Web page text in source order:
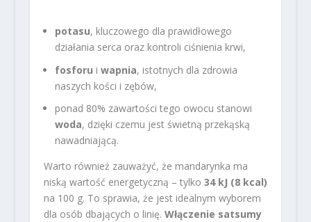
potasu, kluczowego dla prawidłowego
działania serca oraz kontroli ciśnienia krwi,
fosforu i wapnia, istotnych dla zdrowia
naszych kości i zębów,
ponad 80% zawartości tego owocu stanowi
woda, dzięki czemu jest świetną przekąską
nawadniającą.
Warto również zauważyć, że mandarynka ma
niską wartość energetyczną – tylko 34 kJ (8 kcal)
na 100 g. To sprawia, że jest idealnym wyborem
dla osób dbających o linię. Włączenie satsumy